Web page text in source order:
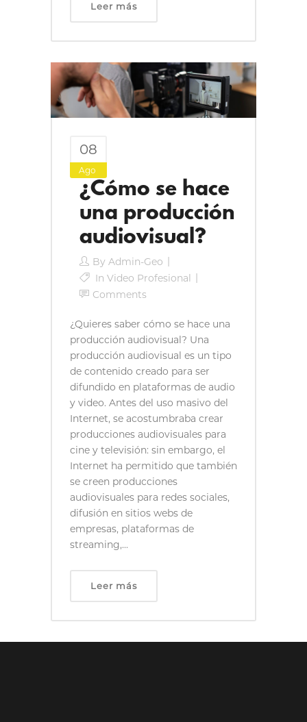
Leer más
08
Ago
¿Cómo se hace
una producción
audiovisual?
By Admin-Geo
In Video Profesional
Comments
¿Quieres saber cómo se hace una
producción audiovisual? Una
producción audiovisual es un tipo
de contenido creado para ser
difundido en plataformas de audio
y video. Antes del uso masivo del
Internet, se acostumbraba crear
producciones audiovisuales para
cine y televisión: sin embargo, el
Internet ha permitido que también
se creen producciones
audiovisuales para redes sociales,
difusión en sitios webs de
empresas, plataformas de
streaming,...
Leer más